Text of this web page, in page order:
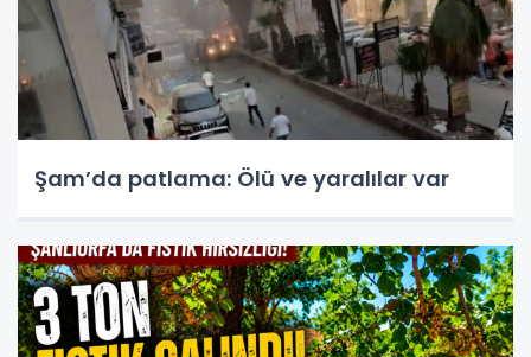
Şam’da patlama: Ölü ve yaralılar var